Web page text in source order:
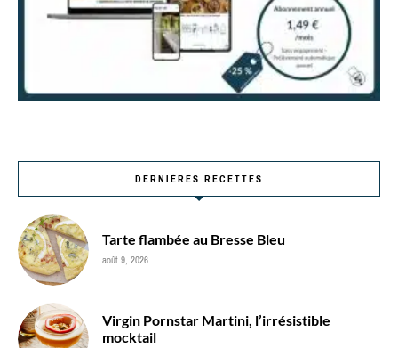
DERNIÈRES RECETTES
Tarte flambée au Bresse Bleu
août 9, 2026
Virgin Pornstar Martini, l’irrésistible
mocktail